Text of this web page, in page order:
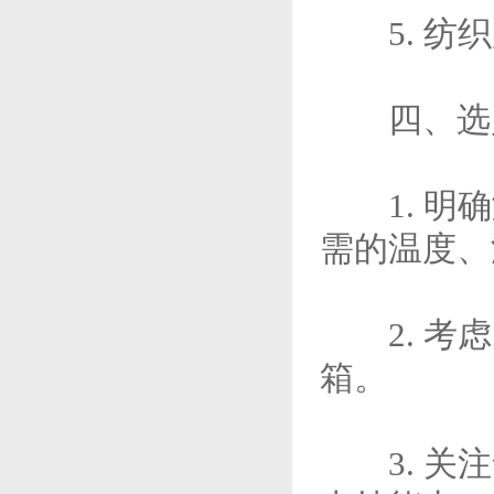
5. 纺织
四、选
1. 明确
需的温度
2. 考虑
箱。
3. 关注